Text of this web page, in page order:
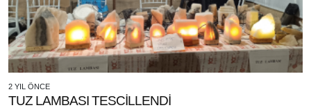
2 YIL ÖNCE
TUZ LAMBASI TESCİLLENDİ